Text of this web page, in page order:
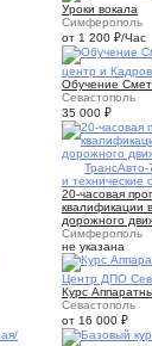
Уроки вокала
Симферополь
от 1 200 ₽/Час
центр и
Обучение
Севастополь
35 000 ₽
и технические
20-часовая
квалификации
дорожного
Симферополь
не указана
Центр ДПО
Курс
Севастополь
от 16 000 ₽